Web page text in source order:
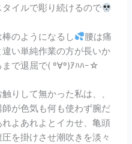
イルで彫り続けるので
のようになるし
腰は痛
い単純作業の方が長いか
まで退屈で( º∀º)ｱﾊﾊｰ☆
りして無かった私は、、
が色気も何も使わず腕だ
よあれよとイカせ、亀頭
を掛けさせ潮吹きを淡々